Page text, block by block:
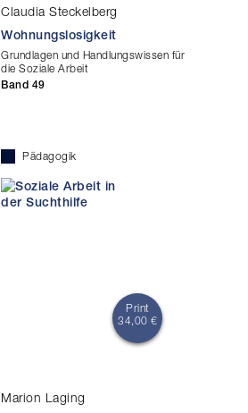
Claudia Steckelberg
Wohnungslosigkeit
Grundlagen und Handlungswissen für
die Soziale Arbeit
Band 49
Pädagogik
Print
34,00 €
Marion Laging